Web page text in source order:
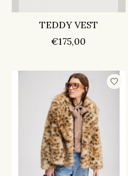
TEDDY VEST
€175,00